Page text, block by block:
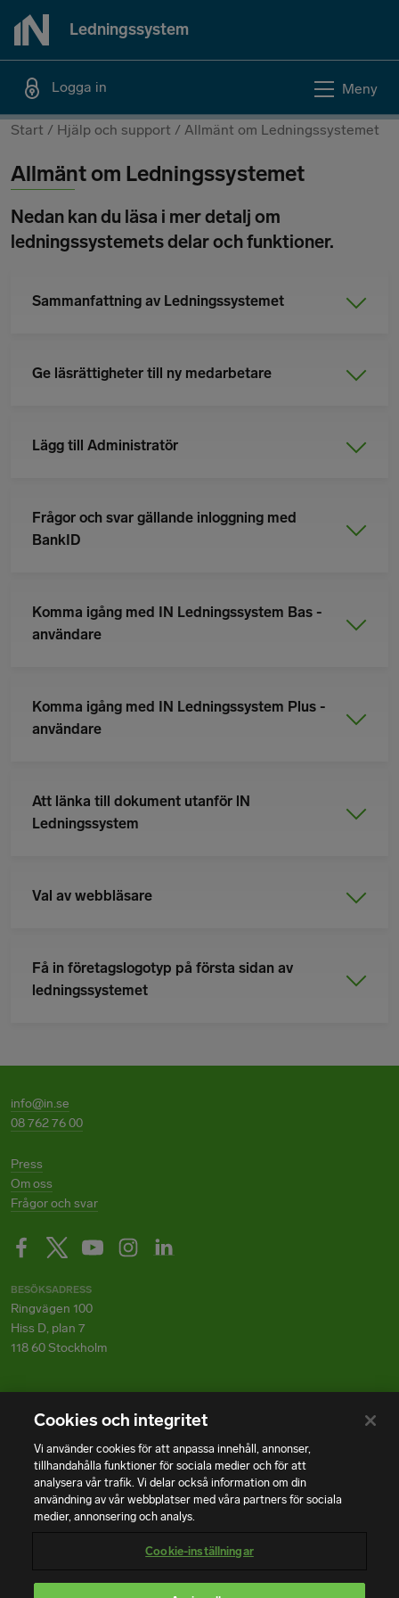
till
Ledningssystem
Logga in Meny
You
here
Start / Hjälp och support / Allmänt om Ledningssystemet
Allmänt om Ledningssystemet
Nedan kan du läsa i mer detalj om
ledningssystemets delar och funktioner.
Sammanfattning av Ledningssystemet
Ge läsrättigheter till ny medarbetare
Lägg till Administratör
Frågor och svar gällande inloggning med
BankID
Komma igång med IN Ledningssystem Bas -
användare
Komma igång med IN Ledningssystem Plus -
användare
Att länka till dokument utanför lN
Ledningssystem
Val av webbläsare
Få in företagslogotyp på första sidan av
ledningssystemet
info@in.se
08 762 76 00
Press
Om oss
Frågor och svar
BESÖKSADRESS
Ringvägen 100
Hiss D, plan 7
118 60 Stockholm
POSTADRESS
Box 17154
104 62 Stockholm
Cookies
Cookies och integritet
Vi använder cookies för att anpassa innehåll, annonser,
tillhandahålla funktioner för sociala medier och för att
analysera vår trafik. Vi delar också information om din
användning av vår webbplatser med våra partners för sociala
medier, annonsering och analys.
Cookie-inställningar